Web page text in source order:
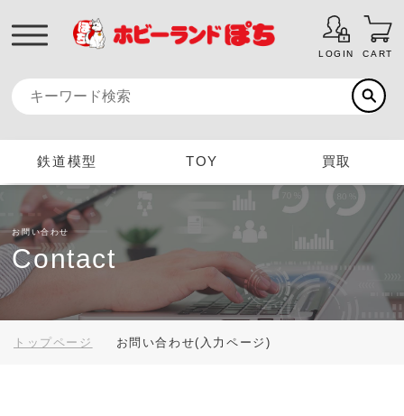
LOGIN CART
鉄道模型 TOY 買取
お問い合わせ
Contact
トップページ お問い合わせ(入力ページ)